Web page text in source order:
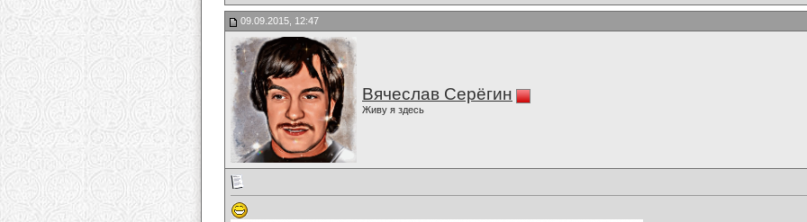
09.09.2015, 12:47
Вячеслав Серёгин
Живу я здесь